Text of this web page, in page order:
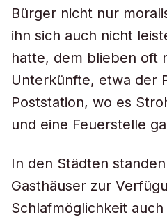
Bürger nicht nur
ihn sich auch nicht
hatte, dem blieben oft
Unterkünfte, etwa der
Poststation, wo es
und eine Feuerstelle
In den Städten
Gasthäuser zur
Schlafmöglichkeit